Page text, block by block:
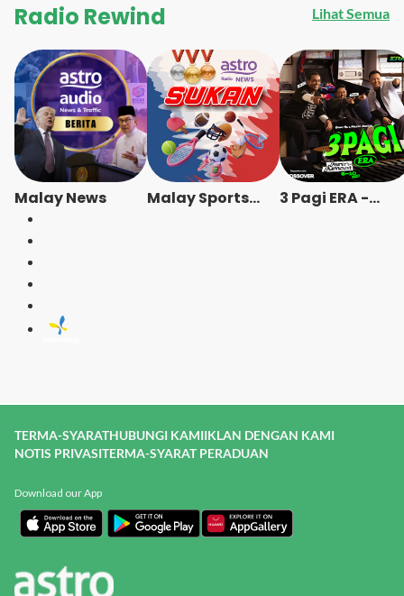
Radio Rewind Lihat Semua
Malay News
Malay Sports
3 Pagi ERA -
TERMA-SYARATHUBUNGI KAMIIKLAN DENGAN KAMI
NOTIS PRIVASITERMA-SYARAT PERADUAN
Download our App